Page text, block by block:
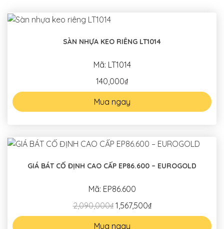
SÀN NHỰA KEO RIÊNG LT1014
Mã: LT1014
140,000₫
Mua ngay
GIÁ BÁT CỐ ĐỊNH CAO CẤP EP86.600 – EUROGOLD
Mã: EP86.600
2,090,000₫1,567,500₫
Mua ngay